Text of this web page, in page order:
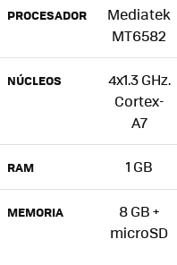
PROCESADOR
Mediatek
MT6582
NÚCLEOS
4x1.3 GHz.
Cortex-
A7
RAM 1 GB
MEMORIA
8 GB +
microSD